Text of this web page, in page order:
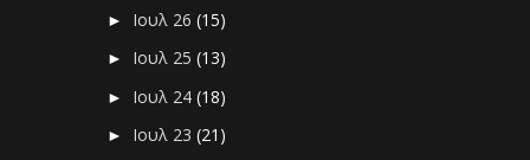
► Ιουλ 26(15)
► Ιουλ 25(13)
► Ιουλ 24(18)
► Ιουλ 23(21)